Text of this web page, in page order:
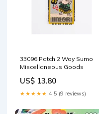
33096 Patch 2 Way Sumo
Miscellaneous Goods
US$ 13.80
★★★★★ 4.5 (9 reviews)